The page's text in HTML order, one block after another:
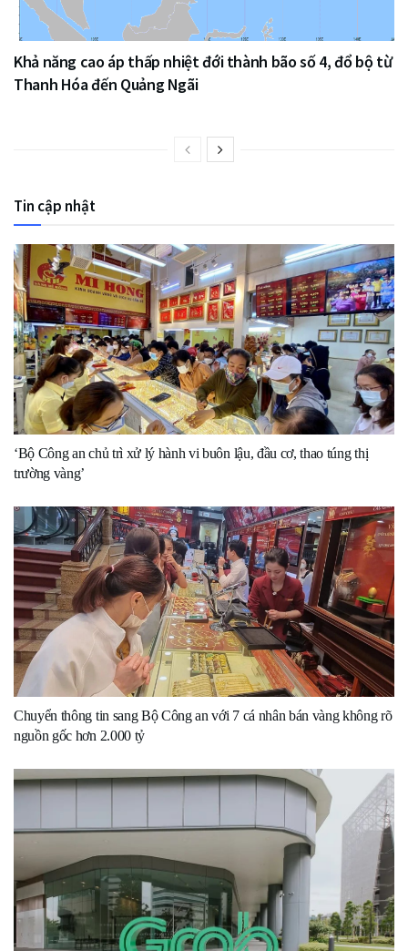
Khả năng cao áp thấp nhiệt đới thành bão số 4, đổ bộ từ
Thanh Hóa đến Quảng Ngãi
Tin cập nhật
‘Bộ Công an chủ trì xử lý hành vi buôn lậu, đầu cơ, thao túng thị
trường vàng’
Chuyển thông tin sang Bộ Công an với 7 cá nhân bán vàng không rõ
nguồn gốc hơn 2.000 tỷ